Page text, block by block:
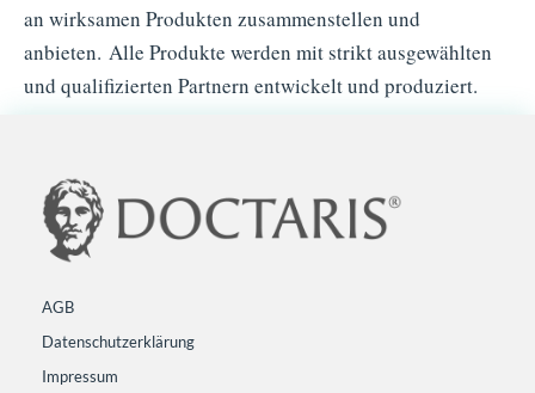
an wirksamen Produkten zusammenstellen und
anbieten. Alle Produkte werden mit strikt ausgewählten
und qualifizierten Partnern entwickelt und produziert.
AGB
Datenschutzerklärung
Impressum